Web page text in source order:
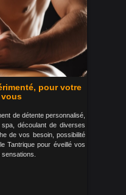
pour votre
vous
de détente personnalisé,
découlant de diverses
de vos besoin, possibilité
Tantrique pour éveillé vos